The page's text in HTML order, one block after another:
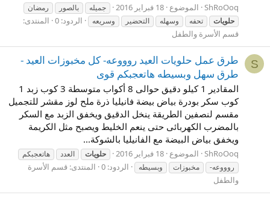
ShRoOoq الموضوع 18 فبراير 2016 جميله بالصور
رمضان
حلويات
تحفه وسهله التحضير وسريعه الردود: 0
المنتدى:
قسم الأسرة والطفل
S
طرق عمل حلويات العيد روووعه- كل مخبوزات العيد -
طرق سهل وبسيطه هاتعجبكم قوى
كوب سكر بودرة‏ بياض بيضة‏ فانيليا‏ ذرة ملح‏ لوز مقشر للتجميل
مقسم لنصفين الطريقة ينخل الدقيق ويخفق الزبد مع السكر
بالمضرب الكهربائى حتى ينعم الخليط ويصبح مثل الكريمة‏
ويخفق بياض البيضة مع الفانيليا بالشوكة...
ShRoOoq الموضوع 18 فبراير 2016 حلويات العدد
هاتعجبكم
روووعه-
مخبوزات وبسيطه الردود: 0 المنتدى: قسم الأسرة
والطفل